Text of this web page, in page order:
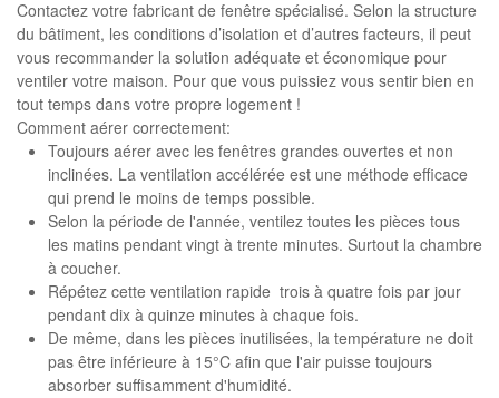
Contactez votre fabricant de fenêtre spécialisé. Selon la structure
du bâtiment, les conditions d’isolation et d’autres facteurs, il peut
vous recommander la solution adéquate et économique pour
ventiler votre maison. Pour que vous puissiez vous sentir bien en
tout temps dans votre propre logement !
Comment aérer correctement:
Toujours aérer avec les fenêtres grandes ouvertes et non
inclinées. La ventilation accélérée est une méthode efficace
qui prend le moins de temps possible.
Selon la période de l'année, ventilez toutes les pièces tous
les matins pendant vingt à trente minutes. Surtout la chambre
à coucher.
Répétez cette ventilation rapide trois à quatre fois par jour
pendant dix à quinze minutes à chaque fois.
De même, dans les pièces inutilisées, la température ne doit
pas être inférieure à 15°C afin que l'air puisse toujours
absorber suffisamment d'humidité.